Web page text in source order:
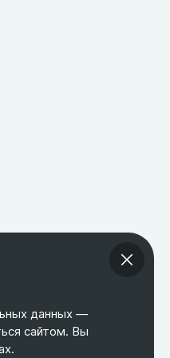
АДРЕС
Москва, Гаражная 8
данных —
сайтом. Вы